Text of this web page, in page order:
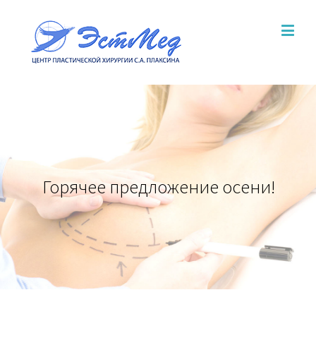
Горячее предложение осени!